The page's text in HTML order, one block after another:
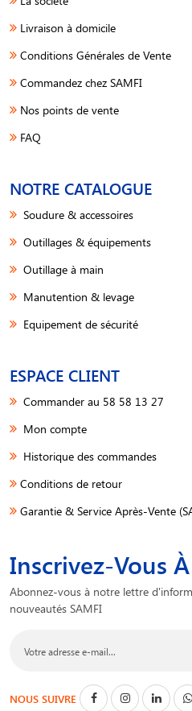
Livraison à domicile
Conditions Générales de Vente
Commandez chez SAMFI
Nos points de vente
FAQ
NOTRE CATALOGUE
Soudure & accessoires
Outillages & équipements
Outillage à main
Manutention & levage
Equipement de sécurité
ESPACE CLIENT
Commander au 58 58 13 27
Mon compte
Historique des commandes
Conditions de retour
Garantie & Service Après-Vente
Inscrivez-Vous
Abonnez-vous à notre lettre
nouveautés SAMFI
NOUS SUIVRE